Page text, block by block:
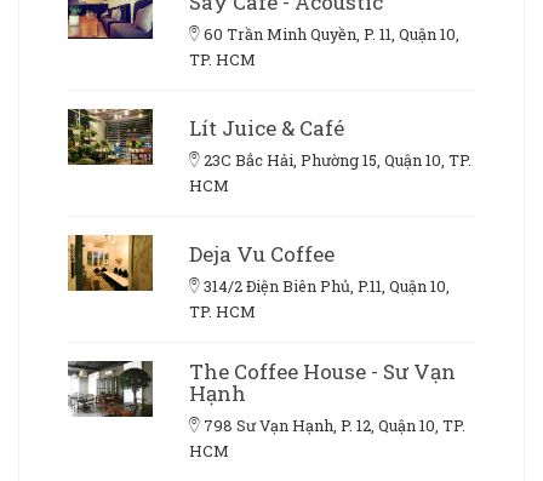
60 Trần Minh Quyền, P. 11, Quận 10,
TP. HCM
Lít Juice & Café
23C Bắc Hải, Phường 15, Quận 10, TP.
HCM
Deja Vu Coffee
314/2 Điện Biên Phủ, P.11, Quận 10,
TP. HCM
The Coffee House - Sư Vạn
Hạnh
798 Sư Vạn Hạnh, P. 12, Quận 10, TP.
HCM